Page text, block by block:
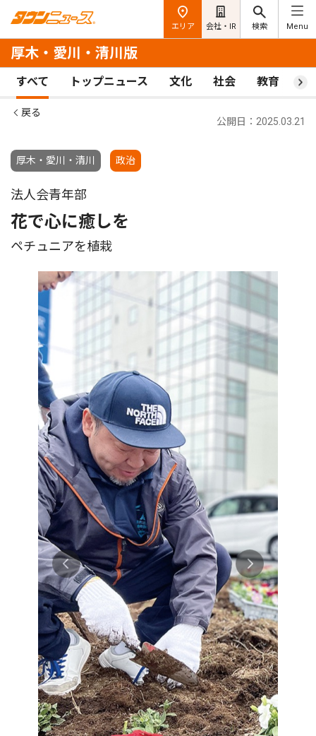
エリア 会社・IR 検索 Menu
厚木・愛川・清川版
すべて トップニュース 文化 社会 教育 ス
戻る
厚木・愛川・清川 政治
公開日：2025.03.21
法人会青年部
花で心に癒しを
ペチュニアを植栽